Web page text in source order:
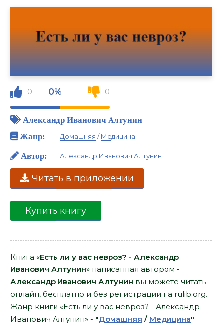
0 0% 0
Александр Иванович Алтунин
Жанр:
Домашняя /Медицина
Автор: Александр Иванович Алтунин
Читать в приложении
Купить книгу
Книга «Есть ли у вас невроз? - Александр
Иванович Алтунин» написанная автором -
Александр Иванович Алтунин вы можете читать
онлайн, бесплатно и без регистрации на rulib.org.
Жанр книги «Есть ли у вас невроз? - Александр
Иванович Алтунин» - "Домашняя / Медицина"